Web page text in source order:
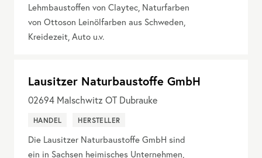
Lehmbaustoffen von Claytec, Naturfarben
von Ottoson Leinölfarben aus Schweden,
Kreidezeit, Auto u.v.
Lausitzer Naturbaustoffe GmbH
02694 Malschwitz OT Dubrauke
HANDEL HERSTELLER
Die Lausitzer Naturbaustoffe GmbH sind
ein in Sachsen heimisches Unternehmen,